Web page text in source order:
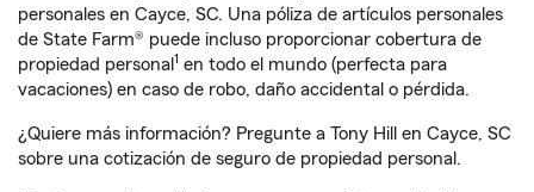
personales en Cayce, SC. Una póliza de artículos personales
de State Farm® puede incluso proporcionar cobertura de
propiedad personal 1 en todo el mundo (perfecta para
vacaciones) en caso de robo, daño accidental o pérdida.
¿Quiere más información? Pregunte a Tony Hill en Cayce, SC
sobre una cotización de seguro de propiedad personal.